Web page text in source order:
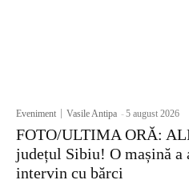
Eveniment Vasile Antipa -5 august 2026
FOTO/ULTIMA ORĂ:
județul Sibiu! O mașină
intervin cu bărci